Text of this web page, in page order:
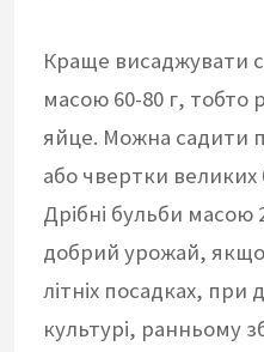
Краще висаджувати
масою 60-80 г, тобто
яйце. Можна садити
або чвертки великих
Дрібні бульби масою
добрий урожай,
літніх посадках, при
культурі, ранньому